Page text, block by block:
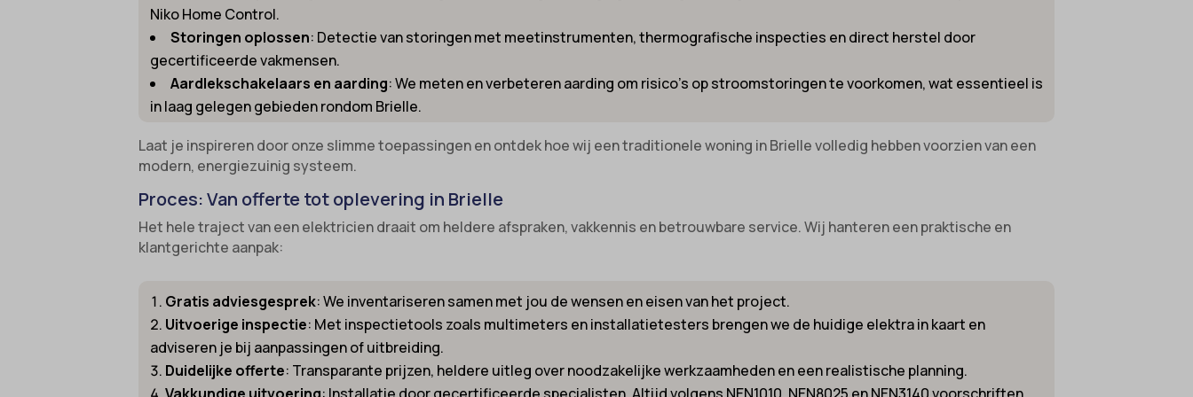
Niko Home Control.
Storingen oplossen: Detectie van storingen met meetinstrumenten, thermografische inspecties en direct herstel door
gecertificeerde vakmensen.
Aardlekschakelaars en aarding: We meten en verbeteren aarding om risico’s op stroomstoringen te voorkomen, wat essentieel is
in laag gelegen gebieden rondom Brielle.
Laat je inspireren door onze slimme toepassingen en ontdek hoe wij een traditionele woning in Brielle volledig hebben voorzien van een
modern, energiezuinig systeem.
Proces: Van offerte tot oplevering in Brielle
Het hele traject van een elektricien draait om heldere afspraken, vakkennis en betrouwbare service. Wij hanteren een praktische en
klantgerichte aanpak:
Gratis adviesgesprek: We inventariseren samen met jou de wensen en eisen van het project.
Uitvoerige inspectie: Met inspectietools zoals multimeters en installatietesters brengen we de huidige elektra in kaart en
adviseren je bij aanpassingen of uitbreiding.
Duidelijke offerte: Transparante prijzen, heldere uitleg over noodzakelijke werkzaamheden en een realistische planning.
gt_auto_switch
intercom-id-*
intercom-session-*
OptanonConsent
sessionId
wordpress_logged_in_*
wordpress_test_cookie
wp-settings-*
cb-enabled
cli_cookie_consent
cookie-*
domain
et-editing-post-*
et-recommend-sync-post-*
et-saved-post*